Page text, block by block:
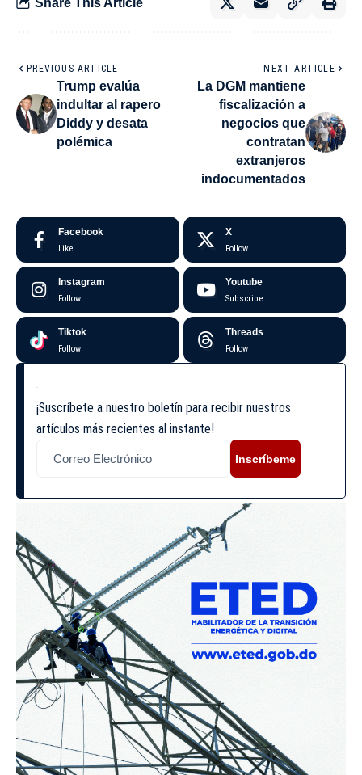
PREVIOUS ARTICLE
Trump evalúa
indultar al rapero
Diddy y desata
polémica
NEXT ARTICLE
La DGM mantiene
fiscalización a
negocios que
contratan
extranjeros
indocumentados
Facebook
Like
X
Follow
Instagram
Follow
Youtube
Subscribe
Tiktok
Follow
Threads
Follow
¡Suscríbete a nuestro boletín para recibir nuestros
artículos más recientes al instante!
Inscríbeme